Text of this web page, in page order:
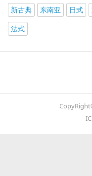
新古典
东南亚 日式
法式